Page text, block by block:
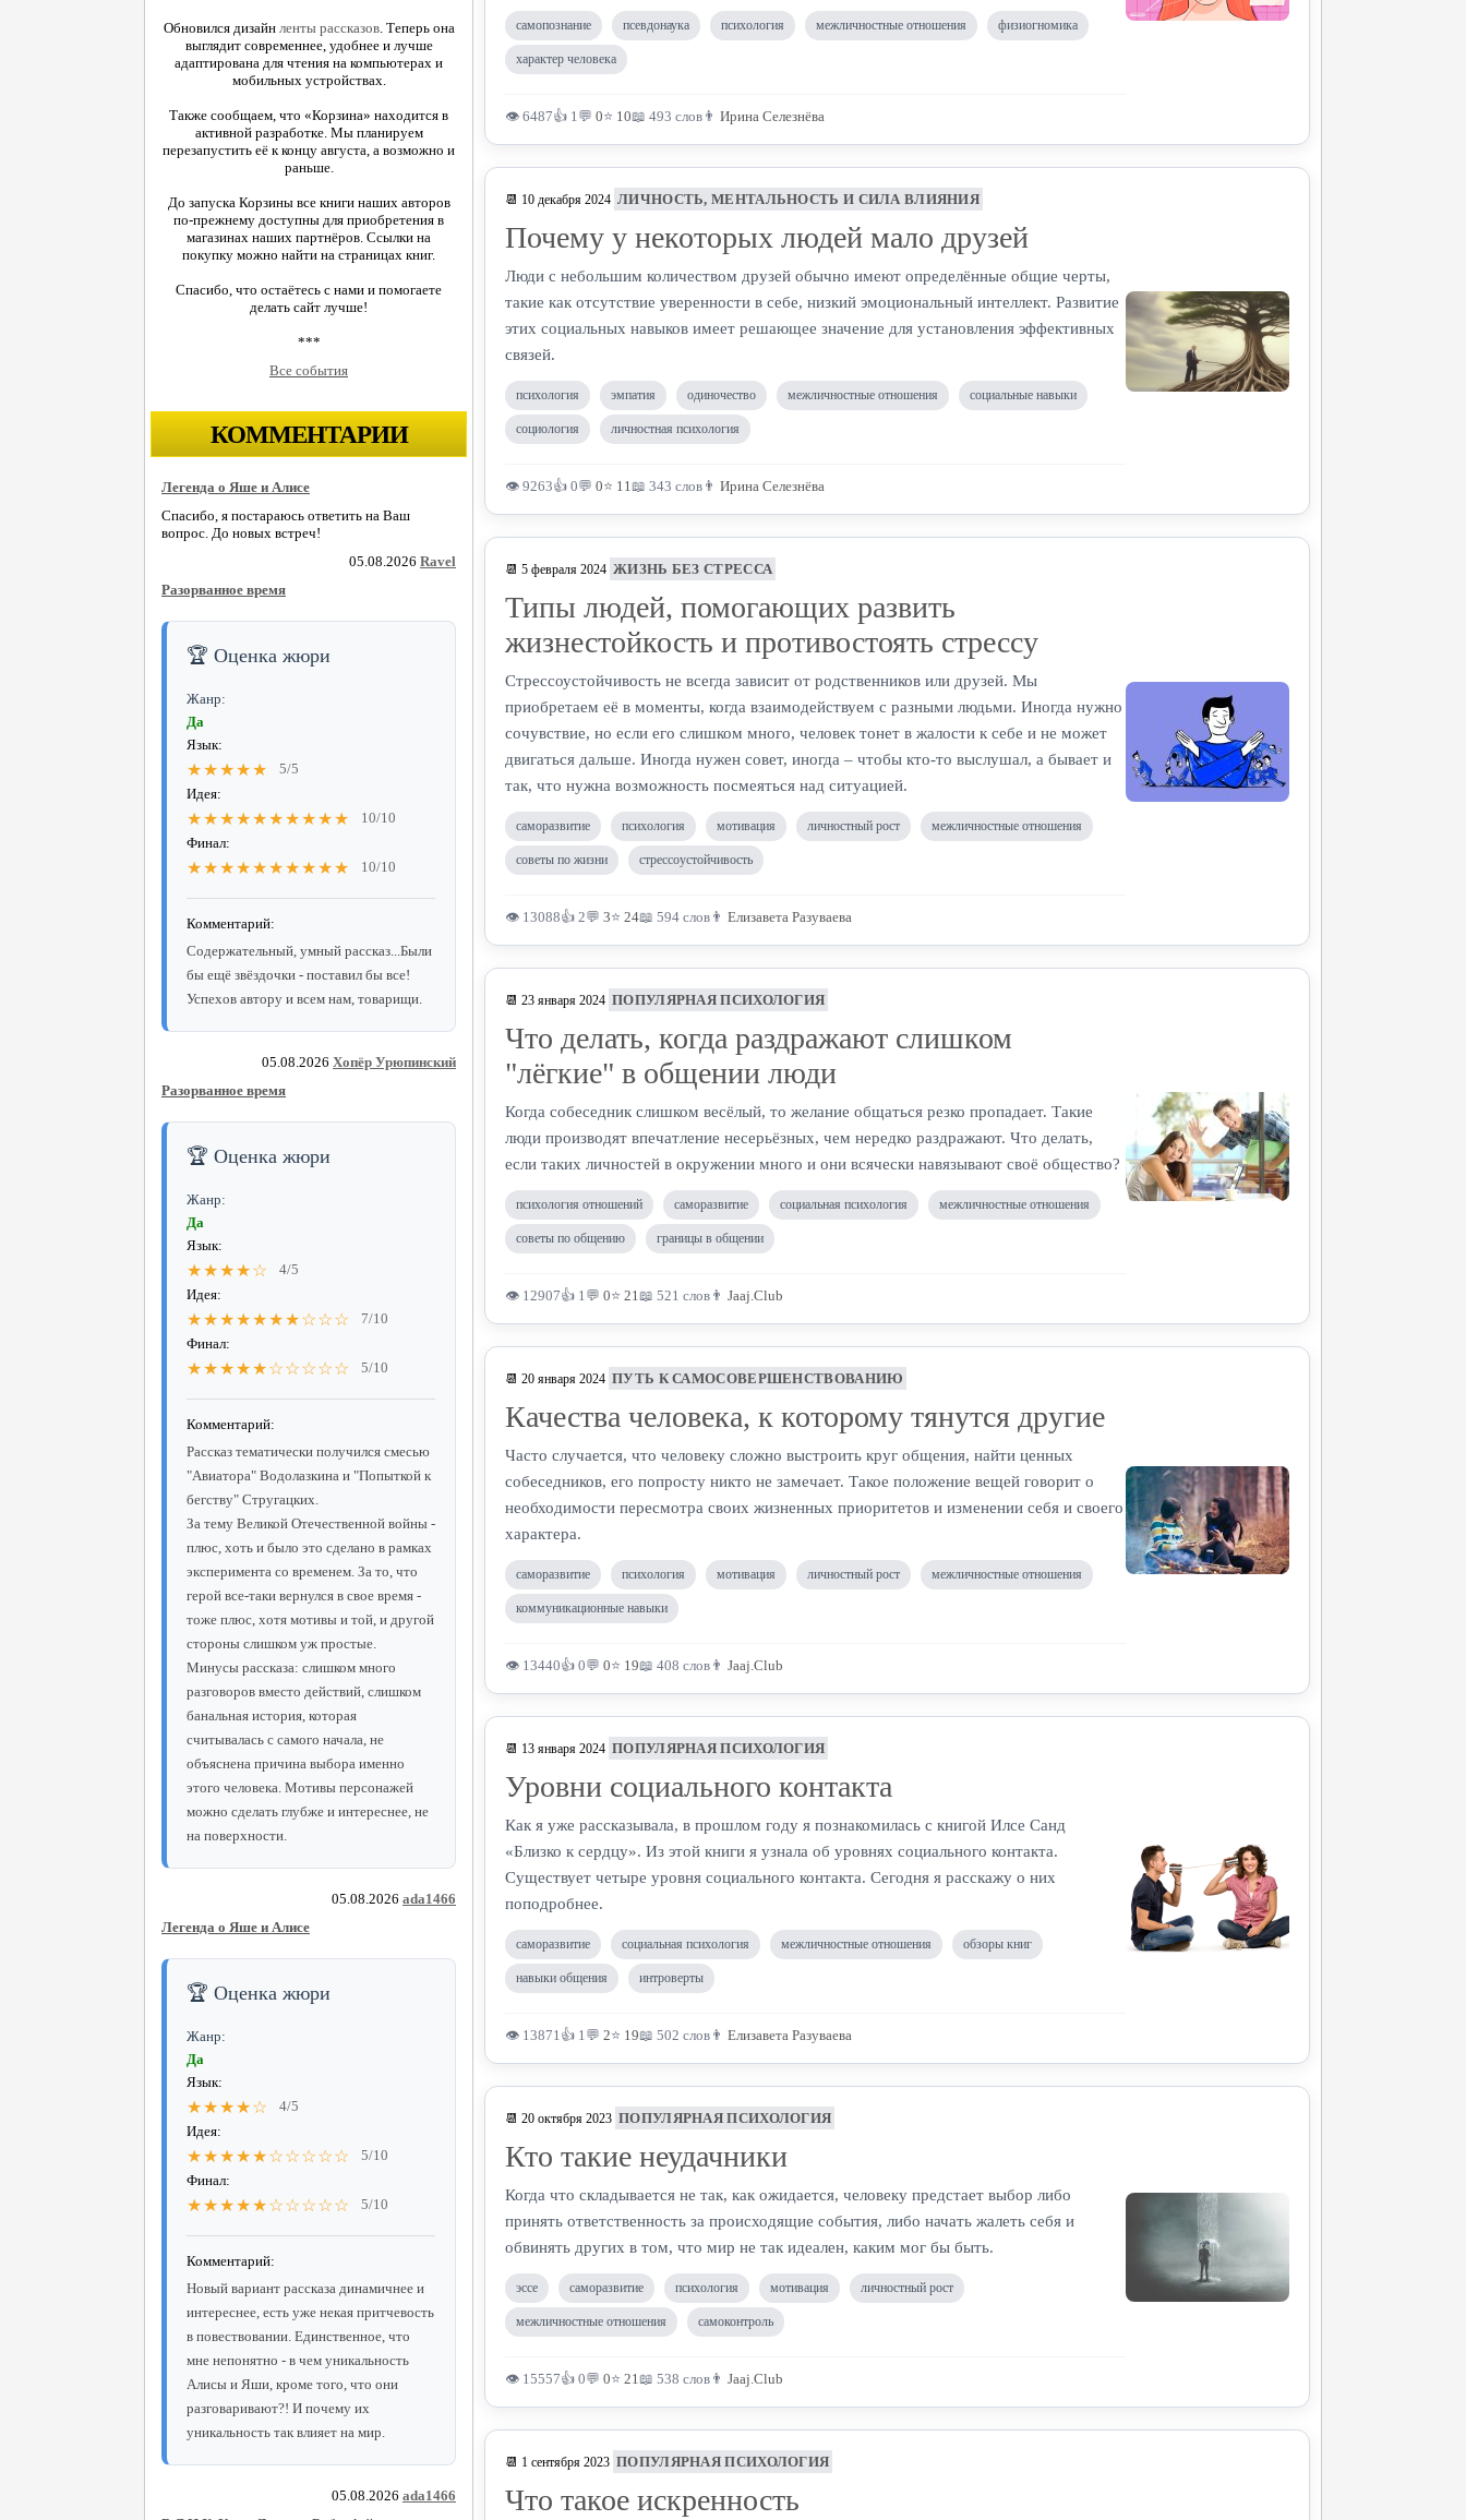
Обновился дизайн ленты рассказов. Теперь она
выглядит современнее, удобнее и лучше
адаптирована для чтения на компьютерах и
мобильных устройствах.
Также сообщаем, что «Корзина» находится в
активной разработке. Мы планируем
перезапустить её к концу августа, а возможно и
раньше.
До запуска Корзины все книги наших авторов
по-прежнему доступны для приобретения в
магазинах наших партнёров. Ссылки на
покупку можно найти на страницах книг.
Спасибо, что остаётесь с нами и помогаете
делать сайт лучше!
***
Все события
КОММЕНТАРИИ
Легенда о Яше и Алисе
Спасибо, я постараюсь ответить на Ваш
вопрос. До новых встреч!
05.08.2026 Ravel
Разорванное время
🏆 Оценка жюри
Жанр:
Да
Язык:
★★★★★
5/5
Идея:
★★★★★★★★★★
10/10
Финал:
★★★★★★★★★★ 10/10
Комментарий:
Содержательный, умный рассказ...Были
бы ещё звёздочки - поставил бы все!
Успехов автору и всем нам, товарищи.
05.08.2026 Хопёр Урюпинский
Разорванное время
🏆 Оценка жюри
Жанр:
Да
Язык:
★★★★☆
4/5
Идея:
★★★★★★★☆☆☆
7/10
Финал:
★★★★★☆☆☆☆☆ 5/10
Комментарий:
Рассказ тематически получился смесью
"Авиатора" Водолазкина и "Попыткой к
бегству" Стругацких.
За тему Великой Отечественной войны -
плюс, хоть и было это сделано в рамках
эксперимента со временем. За то, что
герой все-таки вернулся в свое время -
тоже плюс, хотя мотивы и той, и другой
стороны слишком уж простые.
Минусы рассказа: слишком много
разговоров вместо действий, слишком
банальная история, которая
считывалась с самого начала, не
объяснена причина выбора именно
этого человека. Мотивы персонажей
можно сделать глубже и интереснее, не
на поверхности.
05.08.2026 ada1466
Легенда о Яше и Алисе
🏆 Оценка жюри
Жанр:
Да
Язык:
★★★★☆
4/5
Идея:
★★★★★☆☆☆☆☆
5/10
Финал:
★★★★★☆☆☆☆☆ 5/10
Комментарий:
Новый вариант рассказа динамичнее и
интереснее, есть уже некая притчевость
в повествовании. Единственное, что
мне непонятно - в чем уникальность
Алисы и Яши, кроме того, что они
разговаривают?! И почему их
уникальность так влияет на мир.
05.08.2026 ada1466
самопознание псевдонаука психология межличностные отношения физиогномика
характер человека
👁 6487👍 1💬 0⭐ 10📖 493 слов 👨 Ирина Селезнёва
📆 10 декабря 2024 ЛИЧНОСТЬ, МЕНТАЛЬНОСТЬ И СИЛА ВЛИЯНИЯ
Почему у некоторых людей мало друзей
Люди с небольшим количеством друзей обычно имеют определённые общие черты,
такие как отсутствие уверенности в себе, низкий эмоциональный интеллект. Развитие
этих социальных навыков имеет решающее значение для установления эффективных
связей.
психология эмпатия одиночество межличностные отношения социальные навыки
социология личностная психология
👁 9263👍 0💬 0⭐ 11📖 343 слов 👨 Ирина Селезнёва
📆 5 февраля 2024 ЖИЗНЬ БЕЗ СТРЕССА
Типы людей, помогающих развить
жизнестойкость и противостоять стрессу
Стрессоустойчивость не всегда зависит от родственников или друзей. Мы
приобретаем её в моменты, когда взаимодействуем с разными людьми. Иногда нужно
сочувствие, но если его слишком много, человек тонет в жалости к себе и не может
двигаться дальше. Иногда нужен совет, иногда – чтобы кто-то выслушал, а бывает и
так, что нужна возможность посмеяться над ситуацией.
саморазвитие психология мотивация личностный рост межличностные отношения
советы по жизни стрессоустойчивость
👁 13088👍 2💬 3⭐ 24📖 594 слов 👨 Елизавета Разуваева
📆 23 января 2024 ПОПУЛЯРНАЯ ПСИХОЛОГИЯ
Что делать, когда раздражают слишком
"лёгкие" в общении люди
Когда собеседник слишком весёлый, то желание общаться резко пропадает. Такие
люди производят впечатление несерьёзных, чем нередко раздражают. Что делать,
если таких личностей в окружении много и они всячески навязывают своё общество?
психология отношений саморазвитие социальная психология межличностные отношения
советы по общению границы в общении
👁 12907👍 1💬 0⭐ 21📖 521 слов 👨 Jaaj.Club
📆 20 января 2024 ПУТЬ К САМОСОВЕРШЕНСТВОВАНИЮ
Качества человека, к которому тянутся другие
Часто случается, что человеку сложно выстроить круг общения, найти ценных
собеседников, его попросту никто не замечает. Такое положение вещей говорит о
необходимости пересмотра своих жизненных приоритетов и изменении себя и своего
характера.
саморазвитие психология мотивация личностный рост межличностные отношения
коммуникационные навыки
👁 13440👍 0💬 0⭐ 19📖 408 слов 👨 Jaaj.Club
📆 13 января 2024 ПОПУЛЯРНАЯ ПСИХОЛОГИЯ
Уровни социального контакта
Как я уже рассказывала, в прошлом году я познакомилась с книгой Илсе Санд
«Близко к сердцу». Из этой книги я узнала об уровнях социального контакта.
Существует четыре уровня социального контакта. Сегодня я расскажу о них
поподробнее.
саморазвитие социальная психология межличностные отношения обзоры книг
навыки общения интроверты
👁 13871👍 1💬 2⭐ 19📖 502 слов 👨 Елизавета Разуваева
📆 20 октября 2023 ПОПУЛЯРНАЯ ПСИХОЛОГИЯ
Кто такие неудачники
Когда что складывается не так, как ожидается, человеку предстает выбор либо
принять ответственность за происходящие события, либо начать жалеть себя и
обвинять других в том, что мир не так идеален, каким мог бы быть.
эссе саморазвитие психология мотивация личностный рост
межличностные отношения самоконтроль
👁 15557👍 0💬 0⭐ 21📖 538 слов 👨 Jaaj.Club
📆 1 сентября 2023 ПОПУЛЯРНАЯ ПСИХОЛОГИЯ
Что такое искренность